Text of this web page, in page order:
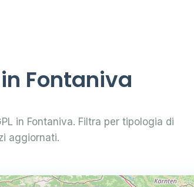
Fontaniva
in Fontaniva. Filtra per tipologia di
aggiornati.